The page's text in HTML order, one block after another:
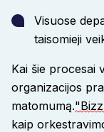
Visuose
taisomieji
Kai šie procesai
organizacijos
matomumą.
kaip